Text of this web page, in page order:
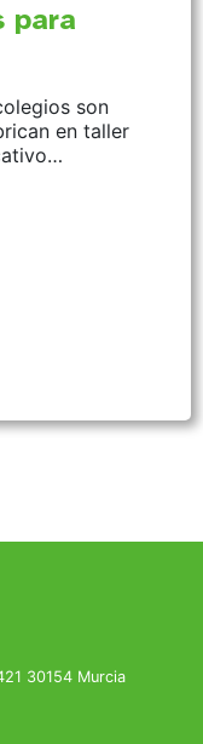
para
son
en taller
30154 Murcia